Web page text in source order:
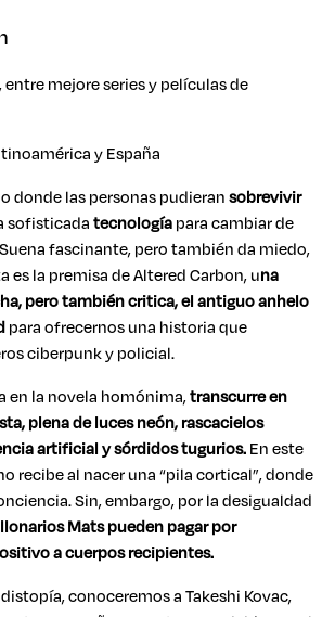
y España
donde las personas pudieransobrevivir
sofisticadatecnologíapara cambiar de
fascinante, pero también da miedo,
es la premisa de Altered Carbon, una
pero también critica, el antiguo anhelo
para ofrecernos una historia que
ciberpunk y policial.
en la novela homónima,transcurre en
plena de luces neón, rascacielos
artificial y sórdidos tugurios.En este
recibe al nacer una “pila cortical”, donde
Sin, embargo, por la desigualdad
Mats pueden pagar por
a cuerpos recipientes.
conoceremos a Takeshi Kovac,